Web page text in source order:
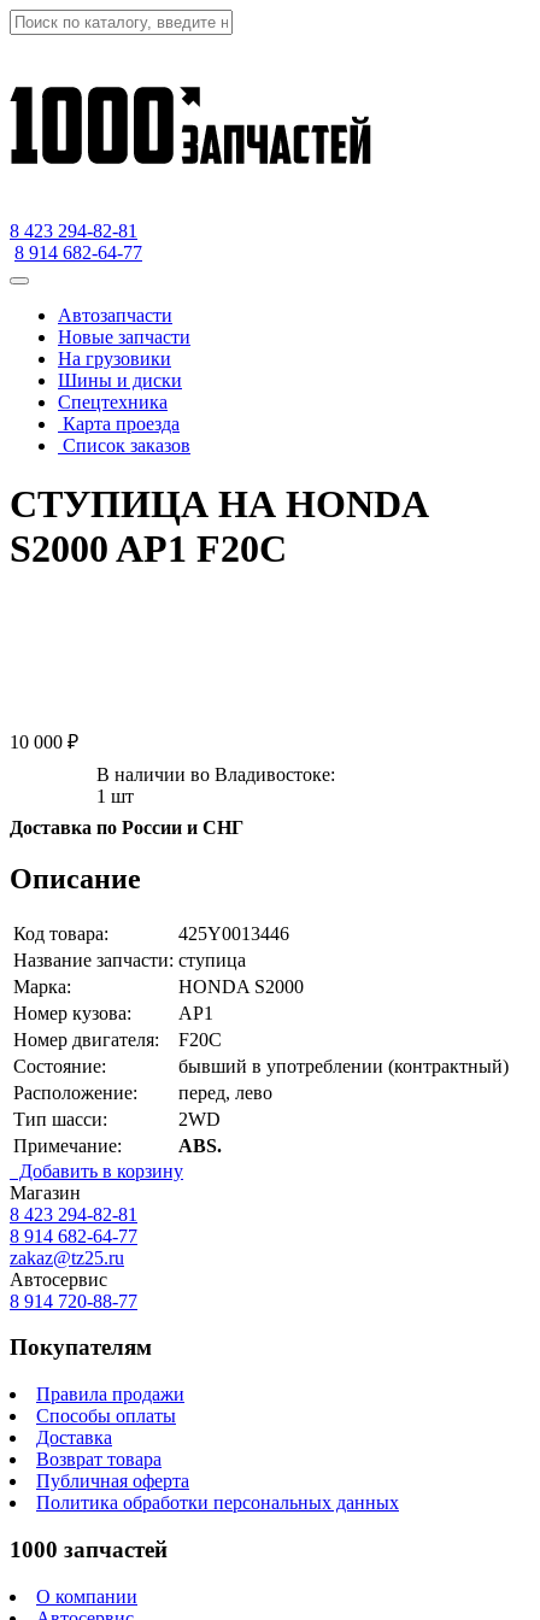
8 423 294-82-81
8 914 682-64-77
Автозапчасти
Новые запчасти
На грузовики
Шины и диски
Спецтехника
Карта проезда
Список заказов
СТУПИЦА НА HONDA
S2000 AP1 F20C
10 000 ₽
В наличии во Владивостоке:
1 шт
Доставка по России и СНГ
Описание
Код товара:
425Y0013446
Название запчасти: ступица
Марка:
HONDA S2000
Номер кузова:
AP1
Номер двигателя:
F20C
Состояние:
бывший в употреблении (контрактный)
Расположение:
перед, лево
Тип шасси:
2WD
Примечание:
ABS.
Добавить в корзину
Магазин
8 423 294-82-81
8 914 682-64-77
zakaz@tz25.ru
Автосервис
8 914 720-88-77
Покупателям
Правила продажи
Способы оплаты
Доставка
Возврат товара
Публичная оферта
Политика обработки персональных данных
1000 запчастей
О компании